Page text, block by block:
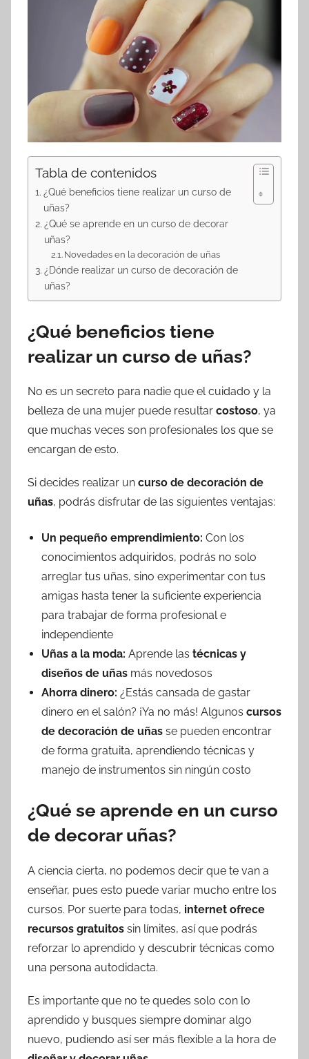
Tabla de contenidos
¿Qué beneficios tiene realizar un curso de
uñas?
¿Qué se aprende en un curso de decorar
uñas?
Novedades en la decoración de uñas
¿Dónde realizar un curso de decoración de
uñas?
¿Qué beneficios tiene
realizar un curso de uñas?
No es un secreto para nadie que el cuidado y la
belleza de una mujer puede resultar costoso, ya
que muchas veces son profesionales los que se
encargan de esto.
Si decides realizar un curso de decoración de
uñas, podrás disfrutar de las siguientes ventajas:
Un pequeño emprendimiento: Con los
conocimientos adquiridos, podrás no solo
arreglar tus uñas, sino experimentar con tus
amigas hasta tener la suficiente experiencia
para trabajar de forma profesional e
independiente
Uñas a la moda: Aprende las técnicas y
diseños de uñas más novedosos
Ahorra dinero: ¿Estás cansada de gastar
dinero en el salón? ¡Ya no más! Algunos cursos
de decoración de uñas se pueden encontrar
de forma gratuita, aprendiendo técnicas y
manejo de instrumentos sin ningún costo
¿Qué se aprende en un curso
de decorar uñas?
A ciencia cierta, no podemos decir que te van a
enseñar, pues esto puede variar mucho entre los
cursos. Por suerte para todas, internet ofrece
recursos gratuitos sin límites, así que podrás
reforzar lo aprendido y descubrir técnicas como
una persona autodidacta.
Es importante que no te quedes solo con lo
aprendido y busques siempre dominar algo
nuevo, pudiendo así ser más flexible a la hora de